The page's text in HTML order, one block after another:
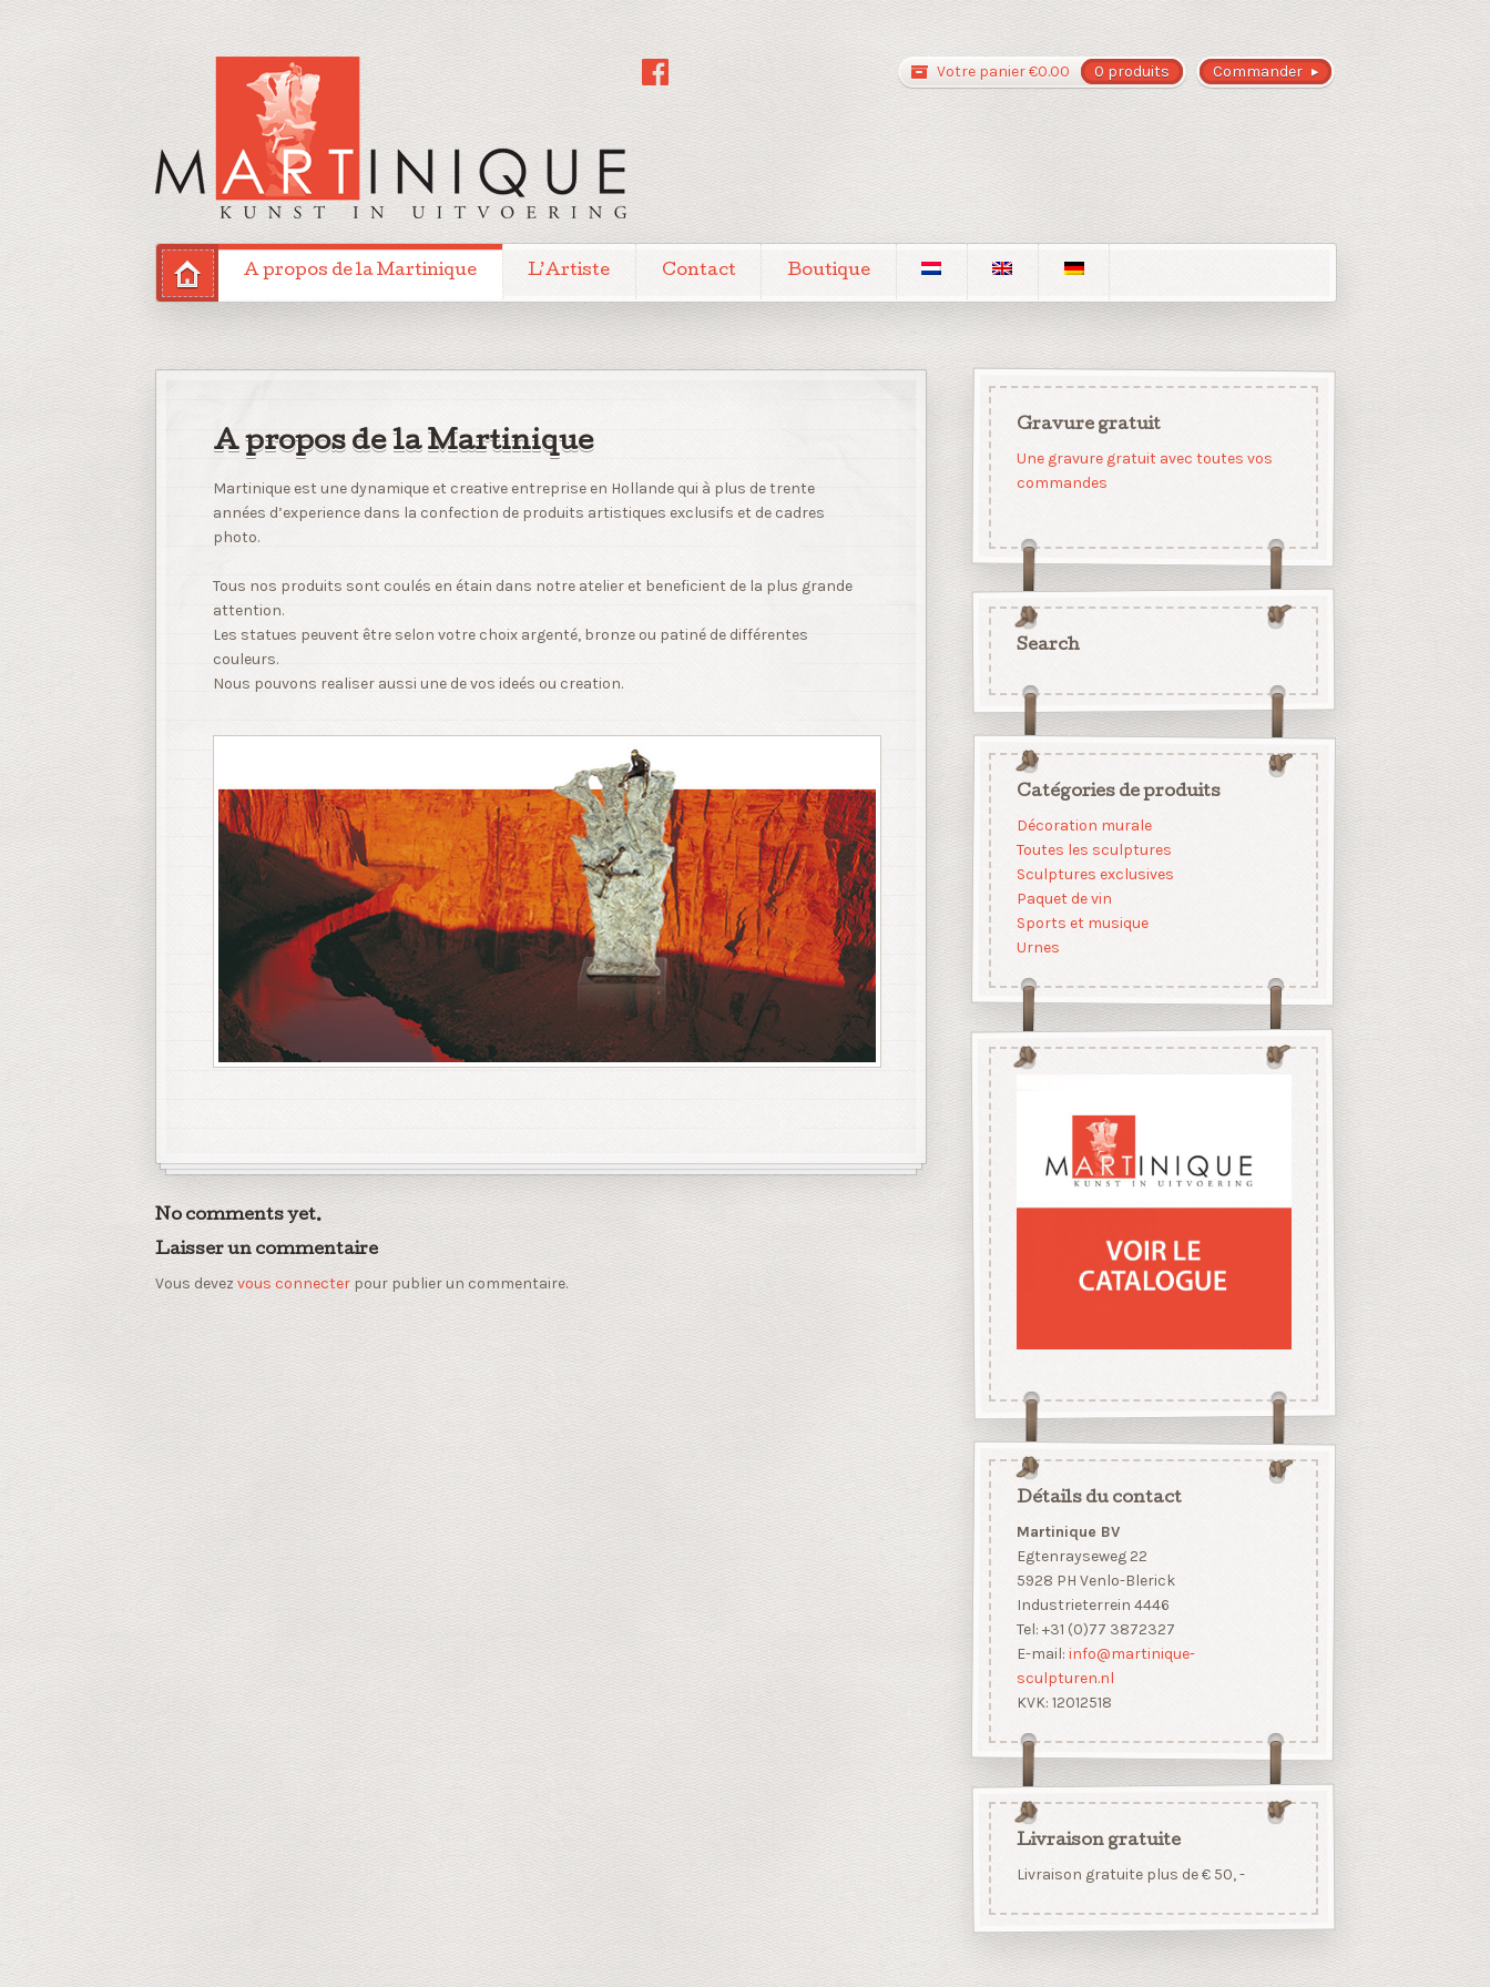
Commander
Votre panier€0.00 0 produits
A propos de la Martinique L’Artiste Contact Boutique
A propos de la Martinique
Martinique est une dynamique et creative entreprise en Hollande qui à plus de trente
années d’experience dans la confection de produits artistiques exclusifs et de cadres
photo.
Tous nos produits sont coulés en étain dans notre atelier et beneficient de la plus grande
attention.
Les statues peuvent être selon votre choix argenté, bronze ou patiné de différentes
couleurs.
Nous pouvons realiser aussi une de vos ideés ou creation.
No comments yet.
Laisser un commentaire
Vous devezvous connecter pour publier un commentaire.
Gravure gratuit
Une gravure gratuit avec toutes vos
commandes
Search
Catégories de produits
Décoration murale
Toutes les sculptures
Sculptures exclusives
Paquet de vin
Sports et musique
Urnes
Détails du contact
Martinique BV
Egtenrayseweg 22
5928 PH Venlo-Blerick
Industrieterrein 4446
Tel: +31 (0)77 3872327
E-mail: info@martinique-
sculpturen.nl
KVK: 12012518
Livraison gratuite
Livraison gratuite plus de € 50, -